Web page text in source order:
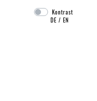
Navigation überspringen
Kontrast
DE /EN